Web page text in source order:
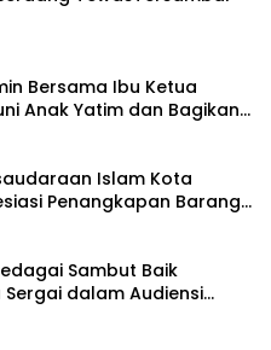
Bersama Ibu Ketua
Anak Yatim dan Bagikan
Islam Kota
Penangkapan Barang
Sambut Baik
dalam Audiensi
Baru